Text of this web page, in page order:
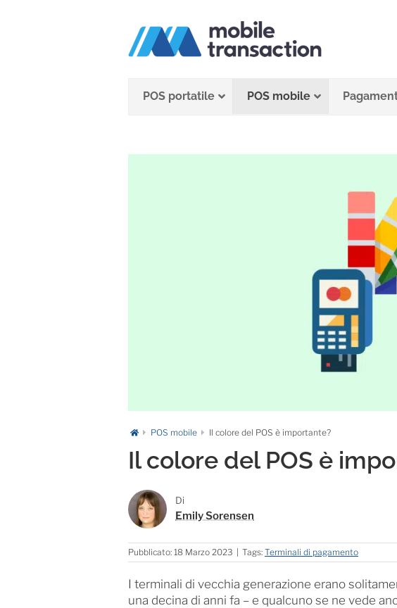
POS portatile POS mobile
POS mobile Il colore del POS è importante?
Il colore del POS è
Di
Emily Sorensen
Pubblicato: 18 Marzo 2023 Tags: Terminali di pagamento
I terminali di vecchia generazione erano
una decina di anni fa – e qualcuno se ne vede